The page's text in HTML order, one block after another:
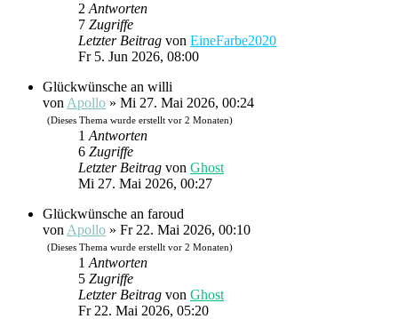
2 Antworten
7 Zugriffe
Letzter Beitrag von EineFarbe2020
Fr 5. Jun 2026, 08:00
Glückwünsche an willi
von Apollo » Mi 27. Mai 2026, 00:24
(Dieses Thema wurde erstellt vor 2 Monaten)
1 Antworten
6 Zugriffe
Letzter Beitrag von Ghost
Mi 27. Mai 2026, 00:27
Glückwünsche an faroud
von Apollo » Fr 22. Mai 2026, 00:10
(Dieses Thema wurde erstellt vor 2 Monaten)
1 Antworten
5 Zugriffe
Letzter Beitrag von Ghost
Fr 22. Mai 2026, 05:20